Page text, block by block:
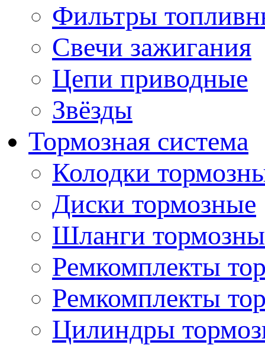
Фильтры
Свечи зажигания
Цепи приводные
Звёзды
Тормозная система
Колодки
Диски тормозные
Шланги
Ремкомплекты
Ремкомплекты
Цилиндры